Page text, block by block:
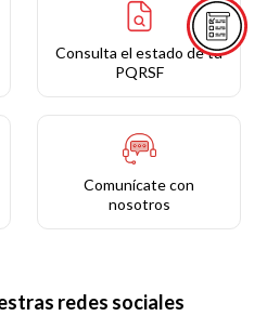
Consulta el estado de tu
PQRSF
Comunícate con
nosotros
redes sociales